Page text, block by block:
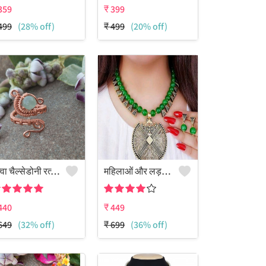
(28% off)
₹399
₹499 (20% off)
एक्वा चैल्सेडोनी रत्न से सजी तांबे के तार से लिपटी आकर्षक हस्तनिर्मित अंगूठी
(32% off)
महिलाओं और लड़कियों के लिए मोती का हार सेट
₹449
₹699 (36% off)